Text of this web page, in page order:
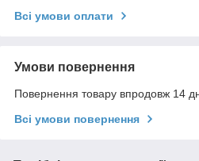
Всі умови оплати
Умови повернення
Повернення товару впродовж 14
Всі умови повернення